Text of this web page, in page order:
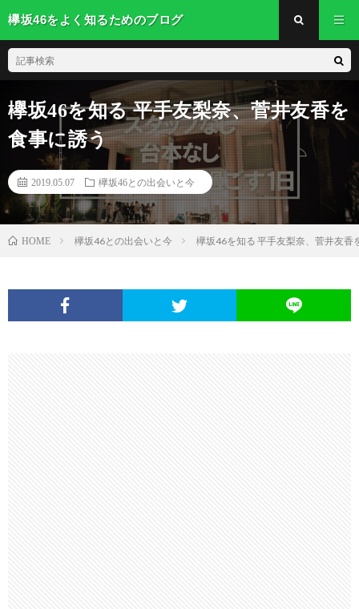
欅坂46をよく知るためのブログ
欅坂46を知る 平手友梨奈、菅井友香を
食事に誘う
2019.05.07 欅坂46との出会いと今
HOME 欅坂46との出会いと今 欅坂46を知る 平手友梨奈、菅井友香